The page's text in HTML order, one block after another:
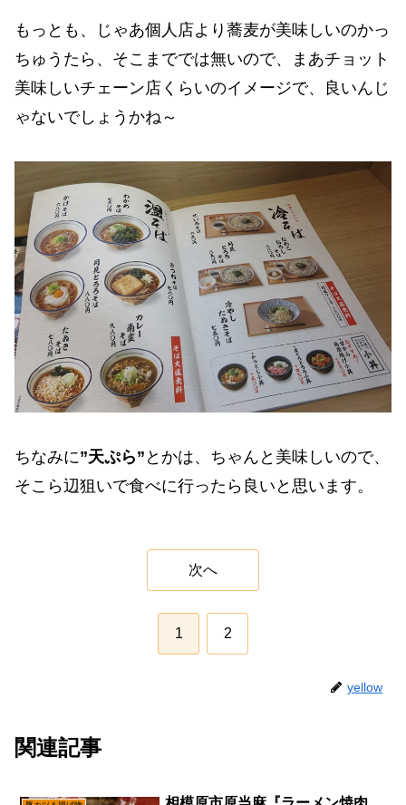
もっとも、じゃあ個人店より蕎麦が美味しいのかっ
ちゅうたら、そこまででは無いので、まあチョット
美味しいチェーン店くらいのイメージで、良いんじ
ゃないでしょうかね～
ちなみに”天ぷら” とかは、ちゃんと美味しいので、
そこら辺狙いで食べに行ったら良いと思います。
次へ
1 2
yellow
関連記事